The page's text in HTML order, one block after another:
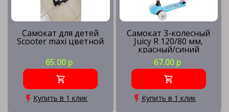
Городские самокаты
Самокаты для подростков
Самокат для детей
Scooter maxi цветной
65.00 р
Купить в 1 клик
Самокат 3-колесный
Juicy R 120/80 мм,
красный/синий
67.00 р
Купить в 1 клик